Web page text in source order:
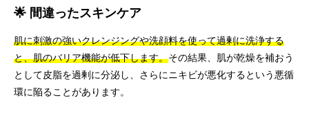
🌟 間違ったスキンケア
肌に刺激の強いクレンジングや洗顔料を使って過剰に洗浄する
と、肌のバリア機能が低下します。その結果、肌が乾燥を補おう
として皮脂を過剰に分泌し、さらにニキビが悪化するという悪循
環に陥ることがあります。